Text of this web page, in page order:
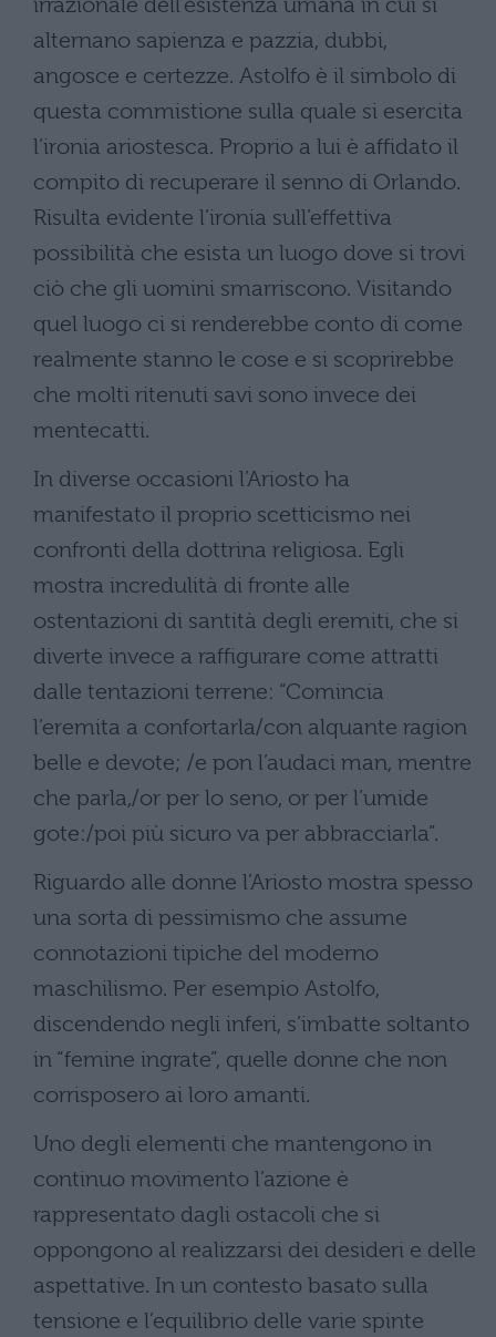
alternano sapienza e pazzia, dubbi,
angosce e certezze. Astolfo è il simbolo di
questa commistione sulla quale si esercita
l’ironia ariostesca. Proprio a lui è affidato il
compito di recuperare il senno di Orlando.
Risulta evidente l’ironia sull’effettiva
possibilità che esista un luogo dove si trovi
ciò che gli uomini smarriscono. Visitando
quel luogo ci si renderebbe conto di come
realmente stanno le cose e si scoprirebbe
che molti ritenuti savi sono invece dei
mentecatti.
In diverse occasioni l’Ariosto ha
manifestato il proprio scetticismo nei
confronti della dottrina religiosa. Egli
mostra incredulità di fronte alle
ostentazioni di santità degli eremiti, che si
diverte invece a raffigurare come attratti
dalle tentazioni terrene: “Comincia
l’eremita a confortarla/con alquante ragion
belle e devote; /e pon l’audaci man, mentre
che parla,/or per lo seno, or per l’umide
gote:/poi più sicuro va per abbracciarla”.
Riguardo alle donne l’Ariosto mostra spesso
una sorta di pessimismo che assume
connotazioni tipiche del moderno
maschilismo. Per esempio Astolfo,
discendendo negli inferi, s’imbatte soltanto
in “femine ingrate”, quelle donne che non
corrisposero ai loro amanti.
Uno degli elementi che mantengono in
continuo movimento l’azione è
rappresentato dagli ostacoli che si
oppongono al realizzarsi dei desideri e delle
aspettative. In un contesto basato sulla
tensione e l’equilibrio delle varie spinte